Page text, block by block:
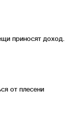
приносят доход.
от плесени